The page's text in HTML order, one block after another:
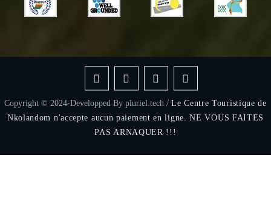
Copyright © 2024-Developped By pluriel.tech /Le Centre Touristique de
Nkolandom n'accepte aucun paiement en ligne. NE VOUS FAITES
PAS ARNAQUER !!!